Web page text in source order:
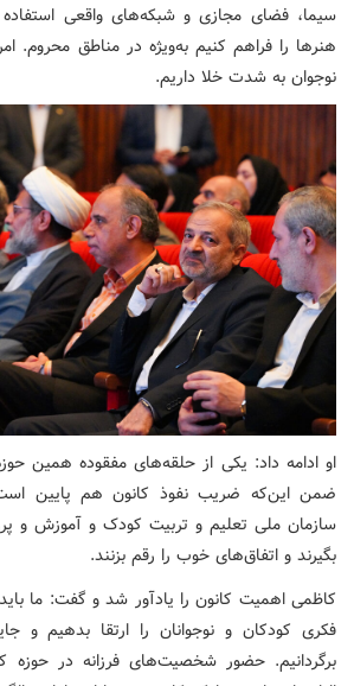
سیما، فضای مجازی و شبکه‌های واقعی استفاده
هنرها را فراهم کنیم به‌ویژه در مناطق محروم.
نوجوان به شدت خلا داریم.
او ادامه داد: یکی از حلقه‌های مفقوده همین
ضمن این‌که ضریب نفوذ کانون هم پایین
سازمان ملی تعلیم و تربیت کودک و آموزش و
بگیرند و اتفاق‌های خوب را رقم بزنند.
کاظمی اهمیت کانون را یادآور شد و گفت: ما
فکری کودکان و نوجوانان را ارتقا بدهیم و
برگردانیم. حضور شخصیت‌های فرزانه در حوزه